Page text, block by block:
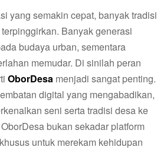
yang semakin cepat, banyak tradisi
Banyak generasi
budaya urban, sementara
memudar. Di sinilah peran
OborDesa menjadi sangat penting.
digital yang mengabadikan,
seni serta tradisi desa ke
bukan sekadar platform
untuk merekam kehidupan